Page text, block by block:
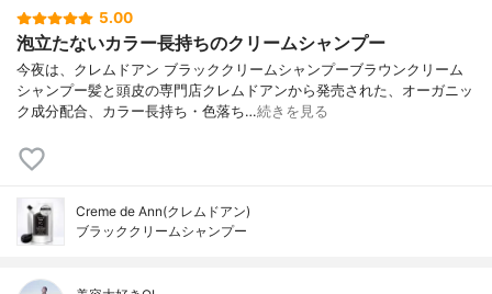
5.00
泡立たないカラー長持ちのクリームシャンプー
今夜は、クレムドアン ブラッククリームシャンプーブラウンクリーム
シャンプー髪と頭皮の専門店クレムドアンから発売された、オーガニッ
ク成分配合、カラー長持ち・色落ち…続きを見る
Creme de Ann(クレムドアン)
ブラッククリームシャンプー